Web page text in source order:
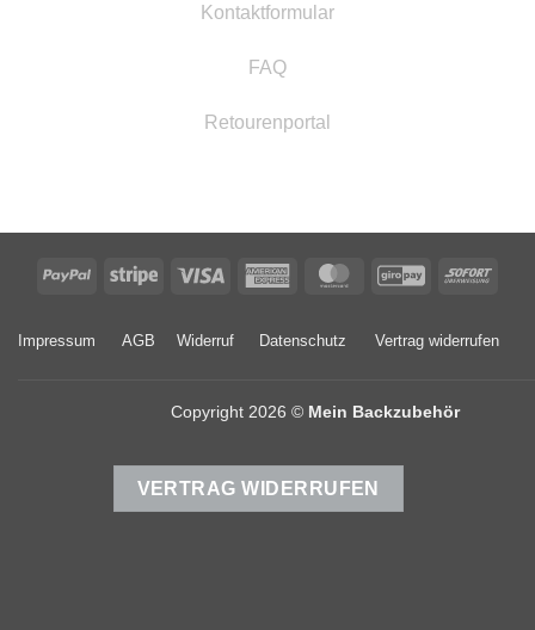
Kontaktformular
FAQ
Retourenportal
PayPal Stripe Visa
American
MasterCardGiroPay Sofort
Impressum AGB Widerruf Datenschutz Vertrag widerrufen
Copyright 2026 © Mein Backzubehör
VERTRAG WIDERRUFEN